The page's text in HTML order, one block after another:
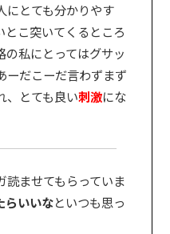
にとても分かりやす
とこ突いてくるところ
の私にとってはグサッ
ーだこーだ言わずまず
、とても良い刺激にな
読ませてもらっていま
らいいなといつも思っ